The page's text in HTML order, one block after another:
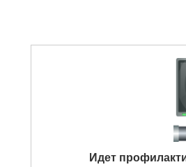
Идет